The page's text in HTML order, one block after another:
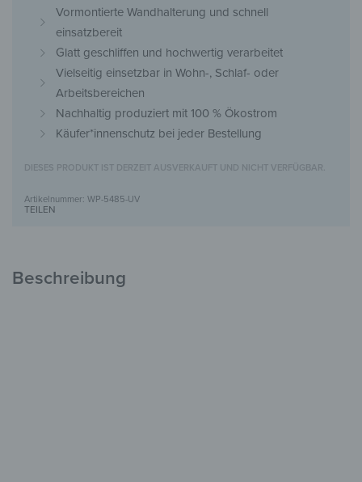
Vormontierte Wandhalterung und schnell
einsatzbereit
Glatt geschliffen und hochwertig verarbeitet
Vielseitig einsetzbar in Wohn-, Schlaf- oder
Arbeitsbereichen
Nachhaltig produziert mit 100 % Ökostrom
Käufer*innenschutz bei jeder Bestellung
DIESES PRODUKT IST DERZEIT AUSVERKAUFT UND NICHT VERFÜGBAR.
WP-5485-UV
TEILEN
Beschreibung